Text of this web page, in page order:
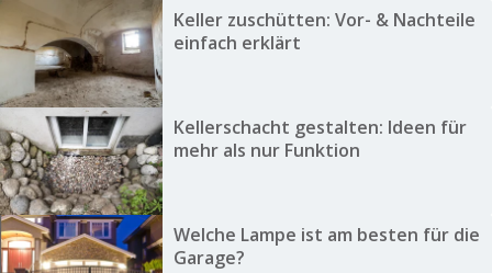
Keller zuschütten: Vor- & Nachteile
einfach erklärt
Kellerschacht gestalten: Ideen für
mehr als nur Funktion
Welche Lampe ist am besten für die
Garage?